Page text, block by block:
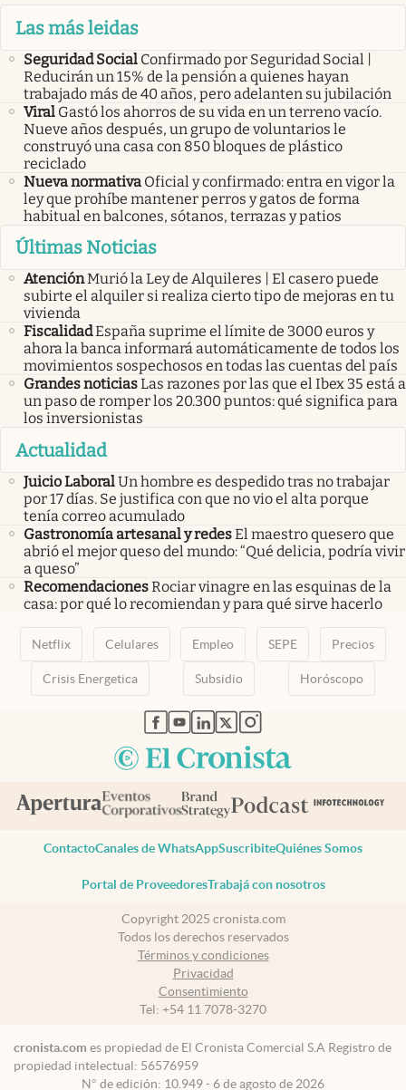
Las más leidas
Seguridad Social Confirmado por Seguridad Social |
Reducirán un 15% de la pensión a quienes hayan
trabajado más de 40 años, pero adelanten su jubilación
Viral Gastó los ahorros de su vida en un terreno vacío.
Nueve años después, un grupo de voluntarios le
construyó una casa con 850 bloques de plástico
reciclado
Nueva normativa Oficial y confirmado: entra en vigor la
ley que prohíbe mantener perros y gatos de forma
habitual en balcones, sótanos, terrazas y patios
Últimas Noticias
AtenciónMurió la Ley de Alquileres | El casero puede
subirte el alquiler si realiza cierto tipo de mejoras en tu
vivienda
FiscalidadEspaña suprime el límite de 3000 euros y
ahora la banca informará automáticamente de todos los
movimientos sospechosos en todas las cuentas del país
Grandes noticiasLas razones por las que el Ibex 35 está a
un paso de romper los 20.300 puntos: qué significa para
los inversionistas
Actualidad
Juicio LaboralUn hombre es despedido tras no trabajar
por 17 días. Se justifica con que no vio el alta porque
tenía correo acumulado
Gastronomía artesanal y redesEl maestro quesero que
abrió el mejor queso del mundo: “Qué delicia, podría vivir
a queso”
RecomendacionesRociar vinagre en las esquinas de la
casa: por qué lo recomiendan y para qué sirve hacerlo
Netflix Celulares Empleo SEPE Precios
Crisis Energetica Subsidio Horóscopo
abre en nueva pestaña
abre en nueva pestaña
abre en nueva pestaña
abre en nueva pestaña
abre en nueva pestaña
ContactoCanales de WhatsAppSuscribiteQuiénes Somos
Portal de ProveedoresTrabajá con nosotros
Copyright 2025 cronista.com
Todos los derechos reservados
Términos y condiciones
Privacidad
Consentimiento
Tel: +54 11 7078-3270
cronista.com es propiedad de El Cronista Comercial S.A Registro de
propiedad intelectual: 56576959
N° de edición: 10.949 - 6 de agosto de 2026